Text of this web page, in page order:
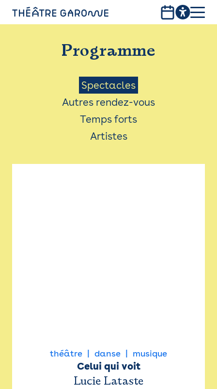
PROGRAMME
INFOS PRATIQUES
AVEC LES PUBLICS
ACCESSIBILITÉ
LES PRODUCTIONS
Programme
Menu
Saison
Spectacles
Autres rendez-vous
Temps forts
Artistes
théâtre danse musique
Celui qui voit
Lucie Lataste